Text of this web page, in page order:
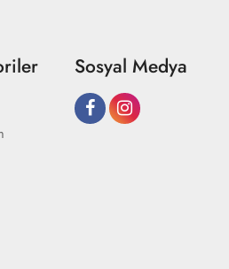
Sosyal Medya